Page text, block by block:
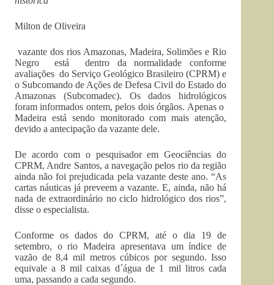
Milton de Oliveira
vazante dos rios Amazonas, Madeira, Solimões e Rio
Negro está dentro da normalidade conforme
avaliações do Serviço Geológico Brasileiro (CPRM) e
o Subcomando de Ações de Defesa Civil do Estado do
Amazonas (Subcomadec). Os dados hidrológicos
foram informados ontem, pelos dois órgãos. Apenas o
Madeira está sendo monitorado com mais atenção,
devido a antecipação da vazante dele.
De acordo com o pesquisador em Geociências do
CPRM, Andre Santos, a navegação pelos rio da região
ainda não foi prejudicada pela vazante deste ano. “As
cartas náuticas já preveem a vazante. E, ainda, não há
nada de extraordinário no ciclo hidrológico dos rios”,
disse o especialista.
Conforme os dados do CPRM, até o dia 19 de
setembro, o rio Madeira apresentava um índice de
vazão de 8,4 mil metros cúbicos por segundo. Isso
equivale a 8 mil caixas d´água de 1 mil litros cada
uma, passando a cada segundo.